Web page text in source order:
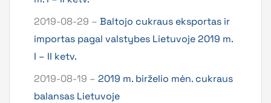
2019-08-29 – Baltojo cukraus eksportas ir
importas pagal valstybes Lietuvoje 2019 m.
I – II ketv.
2019-08-19 – 2019 m. birželio mėn. cukraus
balansas Lietuvoje